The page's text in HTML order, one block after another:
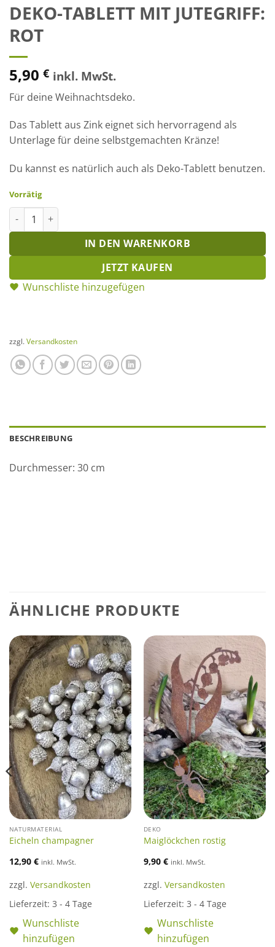
DEKO-TABLETT MIT JUTEGRIFF:
ROT
5,90 € inkl. MwSt.
Für deine Weihnachtsdeko.
Das Tablett aus Zink eignet sich hervorragend als
Unterlage für deine selbstgemachten Kränze!
Du kannst es natürlich auch als Deko-Tablett benutzen.
Vorrätig
Deko-Tablett mit Jutegriff: rot Menge
IN DEN WARENKORB
JETZT KAUFEN
Wunschliste hinzugefügen
zzgl. Versandkosten
BESCHREIBUNG
Durchmesser: 30 cm
ÄHNLICHE PRODUKTE
NATURMATERIAL
Eicheln champagner
12,90 € inkl. MwSt.
zzgl. Versandkosten
Lieferzeit: 3 - 4 Tage
Wunschliste
hinzufügen
DEKO
Maiglöckchen rostig
9,90 € inkl. MwSt.
zzgl. Versandkosten
Lieferzeit: 3 - 4 Tage
Wunschliste
hinzufügen